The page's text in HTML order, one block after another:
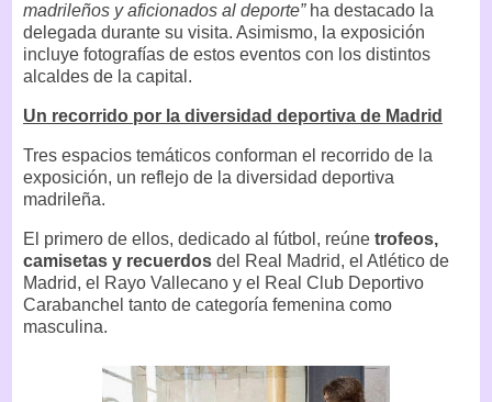
madrileños y aficionados al deporte”ha destacado la
delegada durante su visita. Asimismo, la exposición
incluye fotografías de estos eventos con los distintos
alcaldes de la capital.
Un recorrido por la diversidad deportiva de Madrid
Tres espacios temáticos conforman el recorrido de la
exposición, un reflejo de la diversidad deportiva
madrileña.
El primero de ellos, dedicado al fútbol, reúne trofeos,
camisetas y recuerdos del Real Madrid, el Atlético de
Madrid, el Rayo Vallecano y el Real Club Deportivo
Carabanchel tanto de categoría femenina como
masculina.